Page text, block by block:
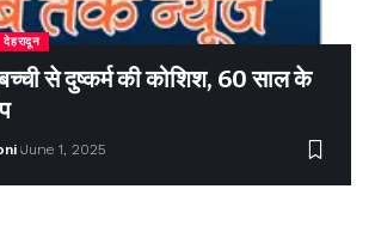
देहरादून
से दुष्कर्म की कोशिश, 60 साल के
June 1, 2025